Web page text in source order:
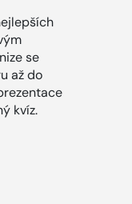
se
až do
kvíz.